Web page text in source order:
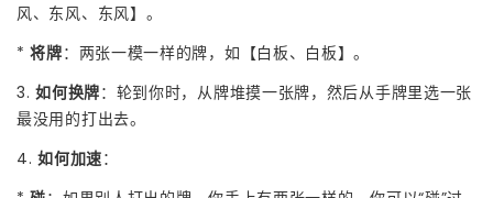
风、东风、东风】。
*将牌：两张一模一样的牌，如【白板、白板】。
3.如何换牌：轮到你时，从牌堆摸一张牌，然后从手牌里选一张
最没用的打出去。
4.如何加速：